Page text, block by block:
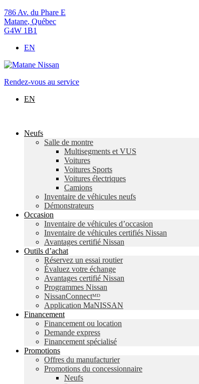
786 Av. du Phare E
Matane, Québec
G4W 1B1
EN
Rendez-vous au service
EN
Neufs
Salle de montre
Multisegments et VUS
Voitures
Voitures Sports
Voitures électriques
Camions
Inventaire de véhicules neufs
Démonstrateurs
Occasion
Inventaire de véhicules d’occasion
Inventaire de véhicules certifiés Nissan
Avantages certifié Nissan
Outils d’achat
Réservez un essai routier
Évaluez votre échange
Avantages certifié Nissan
Programmes Nissan
NissanConnectᴹᴰ
Application MaNISSAN
Financement
Financement ou location
Demande express
Financement spécialisé
Promotions
Offres du manufacturier
Promotions du concessionnaire
Neufs